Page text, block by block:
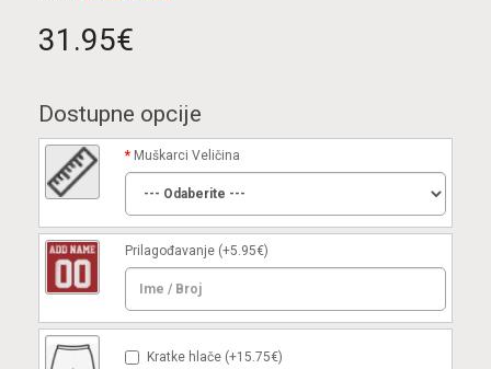
31.95€
Dostupne opcije
Muškarci Veličina
Prilagođavanje (+5.95€)
Kratke hlače (+15.75€)